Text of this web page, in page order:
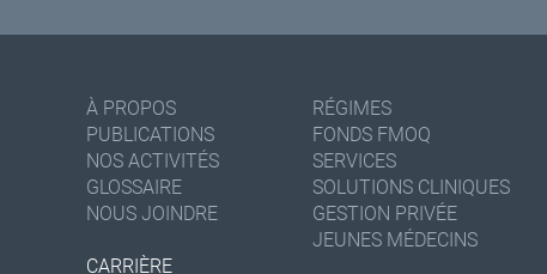
À PROPOS
PUBLICATIONS
NOS ACTIVITÉS
GLOSSAIRE
NOUS JOINDRE
RÉGIMES
FONDS FMOQ
SERVICES
SOLUTIONS CLINIQUES
GESTION PRIVÉE
JEUNES MÉDECINS
CARRIÈRE